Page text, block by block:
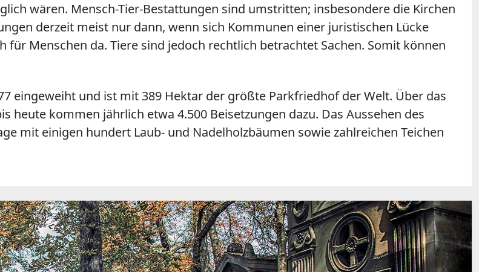
wären. Mensch-Tier-Bestattungen sind umstritten; insbesondere die Kirchen
derzeit meist nur dann, wenn sich Kommunen einer juristischen Lücke
Menschen da. Tiere sind jedoch rechtlich betrachtet Sachen. Somit können
eingeweiht und ist mit 389 Hektar der größte Parkfriedhof der Welt. Über das
heute kommen jährlich etwa 4.500 Beisetzungen dazu. Das Aussehen des
mit einigen hundert Laub- und Nadelholzbäumen sowie zahlreichen Teichen